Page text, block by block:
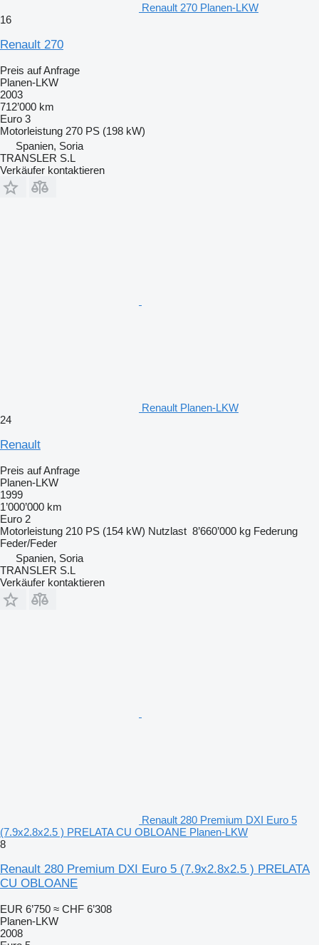
Renault 270 Planen-LKW
16
Renault 270
Preis auf Anfrage
Planen-LKW
2003
712’000 km
Euro 3
Motorleistung 270 PS (198 kW)
Spanien, Soria
TRANSLER S.L
Verkäufer kontaktieren
Renault Planen-LKW
24
Renault
Preis auf Anfrage
Planen-LKW
1999
1’000’000 km
Euro 2
Motorleistung 210 PS (154 kW) Nutzlast 8’660’000 kg Federung
Feder/Feder
Spanien, Soria
TRANSLER S.L
Verkäufer kontaktieren
Renault 280 Premium DXI Euro 5
(7.9x2.8x2.5 ) PRELATA CU OBLOANE Planen-LKW
8
Renault 280 Premium DXI Euro 5 (7.9x2.8x2.5 ) PRELATA
CU OBLOANE
EUR 6’750 ≈ CHF 6’308
Planen-LKW
2008